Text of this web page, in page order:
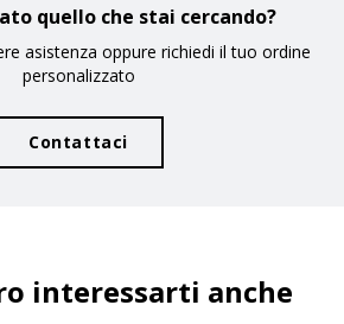
quello che stai cercando?
asistenza oppure richiedi il tuo ordine
personalizzato
Contattaci
interessarti anche